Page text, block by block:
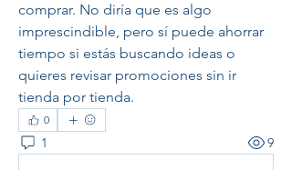
comprar. No diría que es algo
imprescindible, pero sí puede ahorrar
tiempo si estás buscando ideas o
quieres revisar promociones sin ir
tienda por tienda.
0
1 9